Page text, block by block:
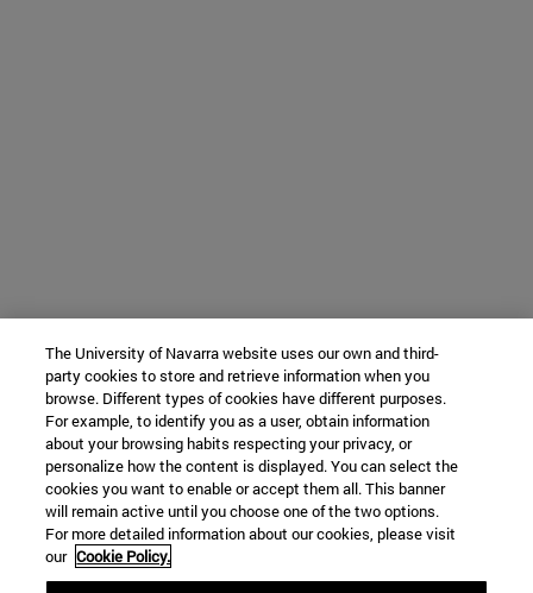
The University of Navarra website uses our own and third-
party cookies to store and retrieve information when you
browse. Different types of cookies have different purposes.
For example, to identify you as a user, obtain information
about your browsing habits respecting your privacy, or
personalize how the content is displayed. You can select the
cookies you want to enable or accept them all. This banner
will remain active until you choose one of the two options.
For more detailed information about our cookies, please visit
our Cookie Policy.